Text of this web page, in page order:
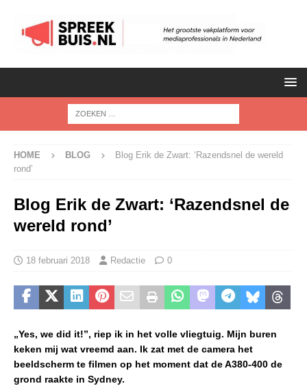
HOME BLOG
Blog Erik de Zwart: ‘Razendsnel de wereld
rond’
Blog Erik de Zwart: ‘Razendsnel de
wereld rond’
18 februari 2018 Redactie 0
„Yes, we did it!”, riep ik in het volle vliegtuig. Mijn buren
keken mij wat vreemd aan. Ik zat met de camera het
beeldscherm te filmen op het moment dat de A380-400 de
grond raakte in Sydney.